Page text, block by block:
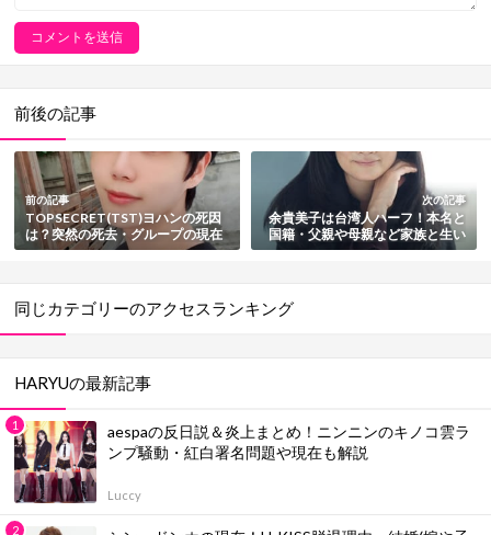
前後の記事
前の記事
TOPSECRET(TST)ヨハンの死因
は？突然の死去・グループの現在
も総まとめ
次の記事
余貴美子は台湾人ハーフ！本名と
国籍・父親や母親など家族と生い
立ちまとめ
同じカテゴリーのアクセスランキング
HARYUの最新記事
aespaの反日説＆炎上まとめ！ニンニンのキノコ雲ラ
ンプ騒動・紅白署名問題や現在も解説
Luccy